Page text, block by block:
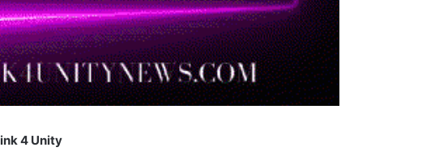
4 Unity